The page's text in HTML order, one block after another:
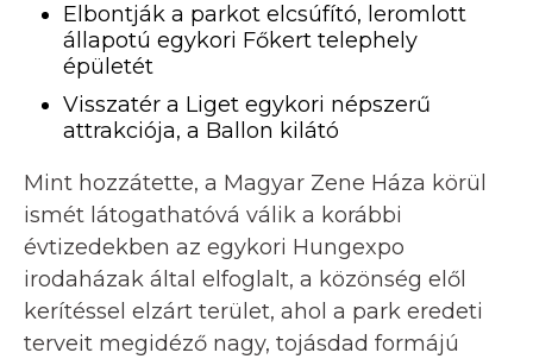
Elbontják a parkot elcsúfító, leromlott
állapotú egykori Főkert telephely
épületét
Visszatér a Liget egykori népszerű
attrakciója, a Ballon kilátó
Mint hozzátette, a Magyar Zene Háza körül
ismét látogathatóvá válik a korábbi
évtizedekben az egykori Hungexpo
irodaházak által elfoglalt, a közönség elől
kerítéssel elzárt terület, ahol a park eredeti
terveit megidéző nagy, tojásdad formájú